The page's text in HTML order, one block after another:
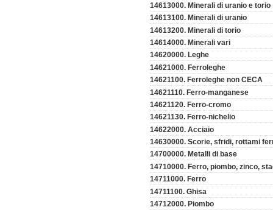
14613000. Minerali di uranio e torio
14613100. Minerali di uranio
14613200. Minerali di torio
14614000. Minerali vari
14620000. Leghe
14621000. Ferroleghe
14621100. Ferroleghe non CECA
14621110. Ferro-manganese
14621120. Ferro-cromo
14621130. Ferro-nichelio
14622000. Acciaio
14630000. Scorie, sfridi, rottami
14700000. Metalli di base
14710000. Ferro, piombo, zinco,
14711000. Ferro
14711100. Ghisa
14712000. Piombo